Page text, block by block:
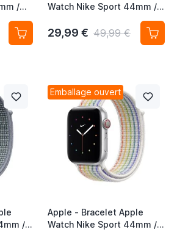
/
Watch Nike Sport 44mm /
45mm / 46mm - Spruce
Aura / Vert Vapeur
29,99 € 49,99 €
/
Emballage ouvert
Apple - Bracelet Apple
Watch Nike Sport 44mm /